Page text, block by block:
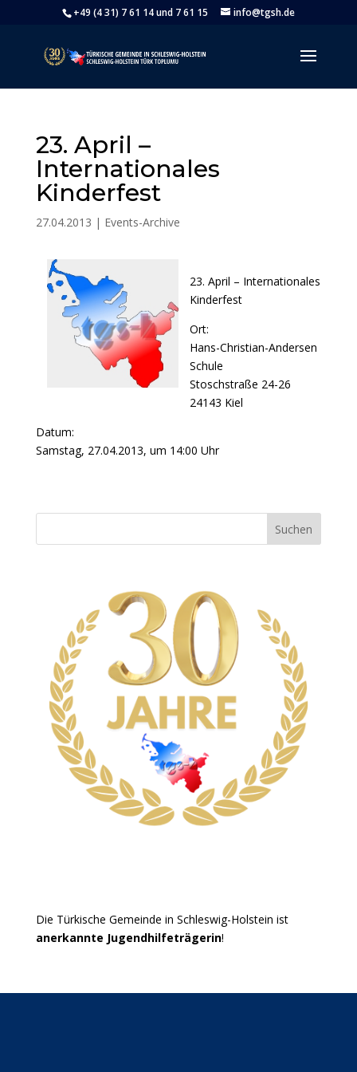
+49 (4 31) 7 61 14 und 7 61 15 info@tgsh.de
23. April –
Internationales
Kinderfest
27.04.2013 | Events-Archive
23. April – Internationales
Kinderfest
Ort:
Hans-Christian-Andersen
Schule
Stoschstraße 24-26
24143 Kiel
Datum:
Samstag, 27.04.2013, um 14:00 Uhr
Suchen
Die Türkische Gemeinde in Schleswig-Holstein ist
anerkannte Jugendhilfeträgerin!